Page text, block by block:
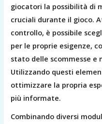
giocatori la possibilità di
cruciali durante il gioco.
controllo, è possibile
per le proprie esigenze,
stato delle scommesse e
Utilizzando questi
ottimizzare la propria
più informate.
Combinando diversi